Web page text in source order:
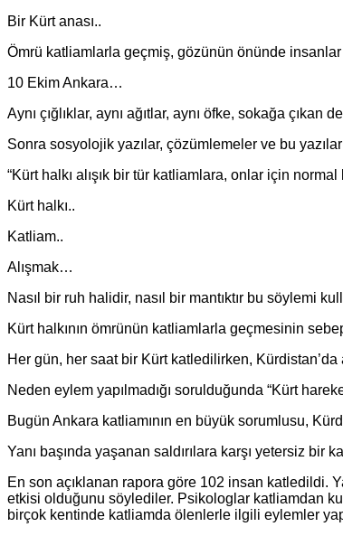
Bir Kürt anası..
Ömrü katliamlarla geçmiş, gözünün önünde
10 Ekim Ankara…
Aynı çığlıklar, aynı ağıtlar, aynı öfke, sokağa
Sonra sosyolojik yazılar, çözümlemeler ve bu
“Kürt halkı alışık bir tür katliamlara, onlar için
Kürt halkı..
Katliam..
Alışmak…
Nasıl bir ruh halidir, nasıl bir mantıktır bu söylemi
Kürt halkının ömrünün katliamlarla geçmesinin
Her gün, her saat bir Kürt katledilirken, Kürdistan’da
Neden eylem yapılmadığı sorulduğunda “Kürt
Bugün Ankara katliamının en büyük sorumlusu,
Yanı başında yaşanan saldırılara karşı yetersiz
En son açıklanan rapora göre 102 insan katledildi.
etkisi olduğunu söylediler. Psikologlar katliamdan
birçok kentinde katliamda ölenlerle ilgili eylemler